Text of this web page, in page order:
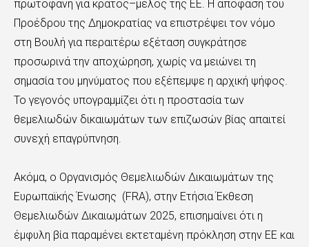
πρωτοφανή για κράτος–μέλος της ΕΕ. Η απόφαση του
Προέδρου της Δημοκρατίας να επιστρέψει τον νόμο
στη Βουλή για περαιτέρω εξέταση συγκράτησε
προσωρινά την αποχώρηση, χωρίς να μειώνει τη
σημασία του μηνύματος που εξέπεμψε η αρχική ψήφος.
Το γεγονός υπογραμμίζει ότι η προστασία των
θεμελιωδών δικαιωμάτων των επιζωσών βίας απαιτεί
συνεχή επαγρύπνηση.
Ακόμα, ο Οργανισμός Θεμελιωδών Δικαιωμάτων της
Ευρωπαϊκής Ένωσης (FRA), στην Ετήσια Έκθεση
Θεμελιωδών Δικαιωμάτων 2025, επισημαίνει ότι η
έμφυλη βία παραμένει εκτεταμένη πρόκληση στην ΕΕ και